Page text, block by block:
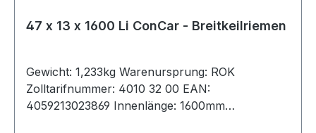
47 x 13 x 1600 Li ConCar - Breitkeilriemen
Gewicht: 1,233kg Warenursprung: ROK
Zolltarifnummer: 4010 32 00 EAN:
4059213023869 Innenlänge: 1600mm